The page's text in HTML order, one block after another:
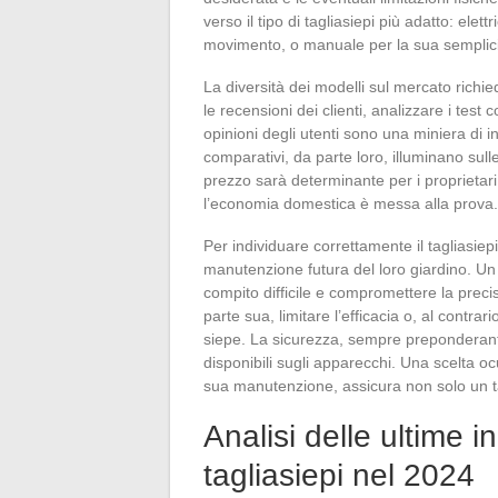
verso il tipo di tagliasiepi più adatto:
movimento, o manuale per la sua
La diversità dei modelli sul mercato
le recensioni dei clienti, analizzare i test
opinioni degli utenti sono una miniera di
comparativi, da parte loro, illuminano
prezzo sarà determinante per i
l’economia domestica è messa alla prova.
Per individuare correttamente il
manutenzione futura del loro giardino.
compito difficile e compromettere la
parte sua, limitare l’efficacia o, al
siepe. La sicurezza, sempre
disponibili sugli apparecchi. Una scelta
sua manutenzione, assicura non solo un
Analisi delle ultime
tagliasiepi nel 2024